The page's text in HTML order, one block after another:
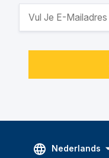
Nederlands